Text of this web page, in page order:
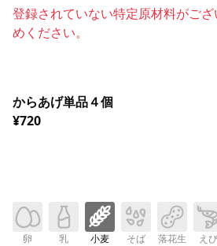
登録されていない特定原材料がご
めください。
からあげ単品４個
¥720
卵 乳 小麦 そば 落花生 えび